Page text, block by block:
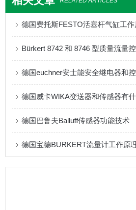
德国费托斯FESTO活塞杆气缸工作
Bürkert 8742 和 8746 型质量流量
德国euchner安士能安全继电器和
德国威卡WIKA变送器和传感器有
德国巴鲁夫Balluff传感器功能技术
德国宝德BURKERT流量计工作原